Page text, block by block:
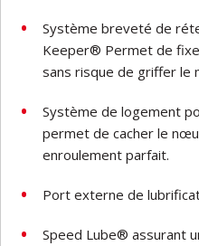
Système breveté de
Keeper® Permet de
sans risque de griffer le
Système de logement
permet de cacher le
enroulement parfait.
Port externe de
Speed Lube® assurant